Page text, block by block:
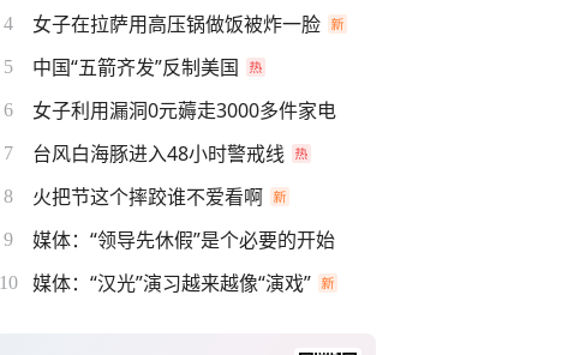
4 女子在拉萨用高压锅做饭被炸一脸
5 中国“五箭齐发”反制美国
6 女子利用漏洞0元薅走3000多件家电
7 台风白海豚进入48小时警戒线
8 火把节这个摔跤谁不爱看啊
9 媒体：“领导先休假”是个必要的开始
10 媒体：“汉光”演习越来越像“演戏”